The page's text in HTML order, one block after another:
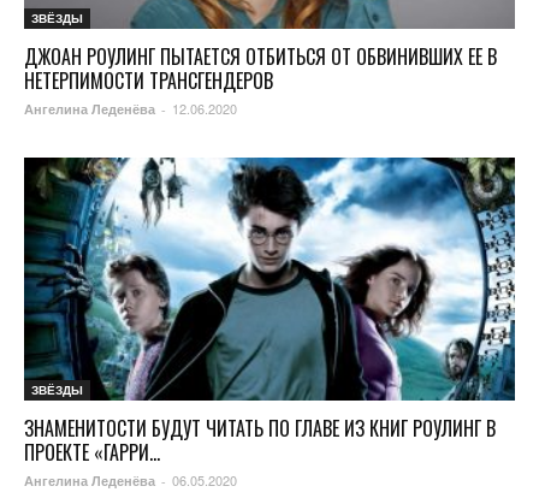
ЗВЁЗДЫ
ДЖОАН РОУЛИНГ ПЫТАЕТСЯ ОТБИТЬСЯ ОТ ОБВИНИВШИХ ЕЕ В
НЕТЕРПИМОСТИ ТРАНСГЕНДЕРОВ
Ангелина Леденёва - 12.06.2020
ЗВЁЗДЫ
ЗНАМЕНИТОСТИ БУДУТ ЧИТАТЬ ПО ГЛАВЕ ИЗ КНИГ РОУЛИНГ В
ПРОЕКТЕ «ГАРРИ...
Ангелина Леденёва - 06.05.2020